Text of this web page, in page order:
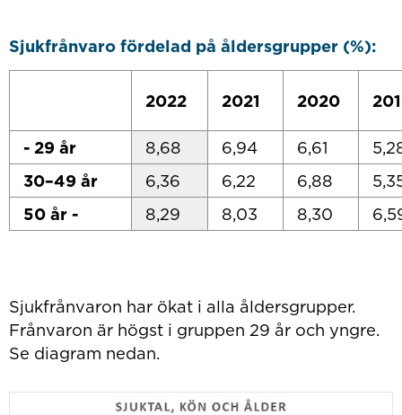
Sjukfrånvaro fördelad på åldersgrupper (%):
2022 2021 2020
- 29 år 8,68 6,94 6,61
30–49 år
6,36 6,22 6,88
50 år -
8,29 8,03 8,30
Sjukfrånvaron har ökat i alla åldersgrupper.
Frånvaron är högst i gruppen 29 år och yngre.
Se diagram nedan.